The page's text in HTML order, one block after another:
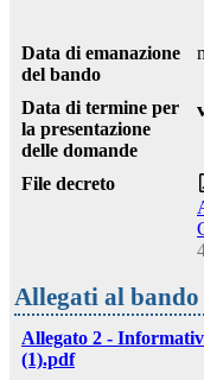
Data di emanazione
del bando
Data di termine per
la presentazione
delle domande
File decreto
Allegati al bando
Allegato 2 -
(1).pdf